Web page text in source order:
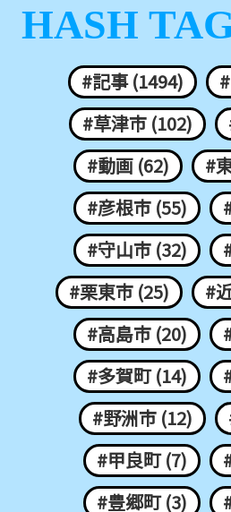
HASH
#記事 (1494)
#草津市 (102)
#動画 (62)
#
#彦根市 (55)
#守山市 (32)
#栗東市 (25)
#
#高島市 (20)
#多賀町 (14)
#野洲市 (12)
#甲良町 (7)
#豊郷町 (3)